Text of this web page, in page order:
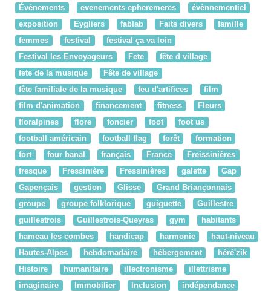
Événements evenements epheremeres
évènnementiel
exposition
Eygliers fablab Faits divers
famille
femmes
festival
festival ça va loin
Festival les Envoyageurs
Fete
fête d village
fete de la musique
Fête de village
fête familiale de la musique
feu d'artifices
film
film d'animation
financement fitness
Fleurs
floralpines
flore foncier foot
foot us
football américain
football flag forêt
formation
fort
four banal français France
Freissinières
fresque
Fressinière Fressinières galette
Gap
Gapençais
gestion Glisse
Grand Briançonnais
groupe
groupe folklorique guiguette
Guillestre
guillestrois
Guillestrois-Queyras gym
habitants
hameau les combes
handicap harmonie
haut-niveau
Hautes-Alpes
hebdomadaire hébergement
héré'zik
Histoire
humanitaire illectronisme
illettrisme
imaginaire
Immobilier Inclusion
indépendance